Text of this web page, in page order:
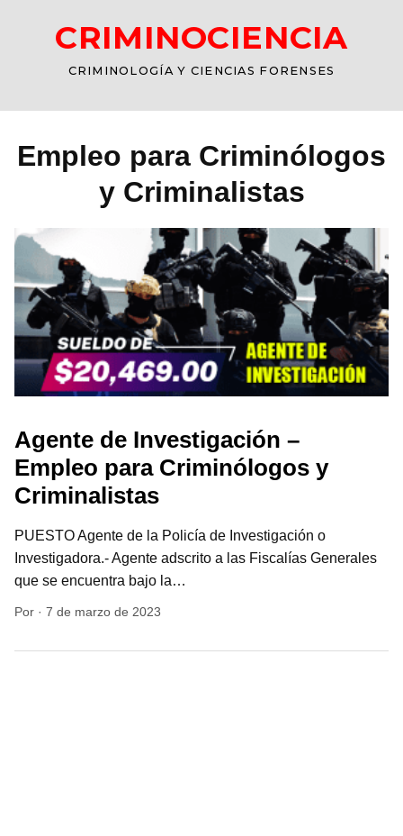
CRIMINOCIENCIA
CRIMINOLOGÍA Y CIENCIAS FORENSES
Empleo para Criminólogos
y Criminalistas
Agente de Investigación –
Empleo para Criminólogos y
Criminalistas
PUESTO Agente de la Policía de Investigación o
Investigadora.- Agente adscrito a las Fiscalías Generales
que se encuentra bajo la…
Por · 7 de marzo de 2023